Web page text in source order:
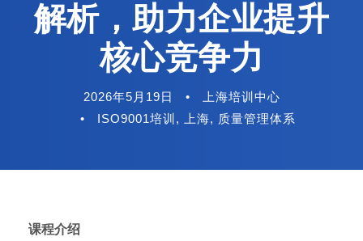
解析，助力企业提升
核心竞争力
2026年5月19日 •
上海培训中心
•
ISO9001培训 , 上海, 质量管理体系
课程介绍